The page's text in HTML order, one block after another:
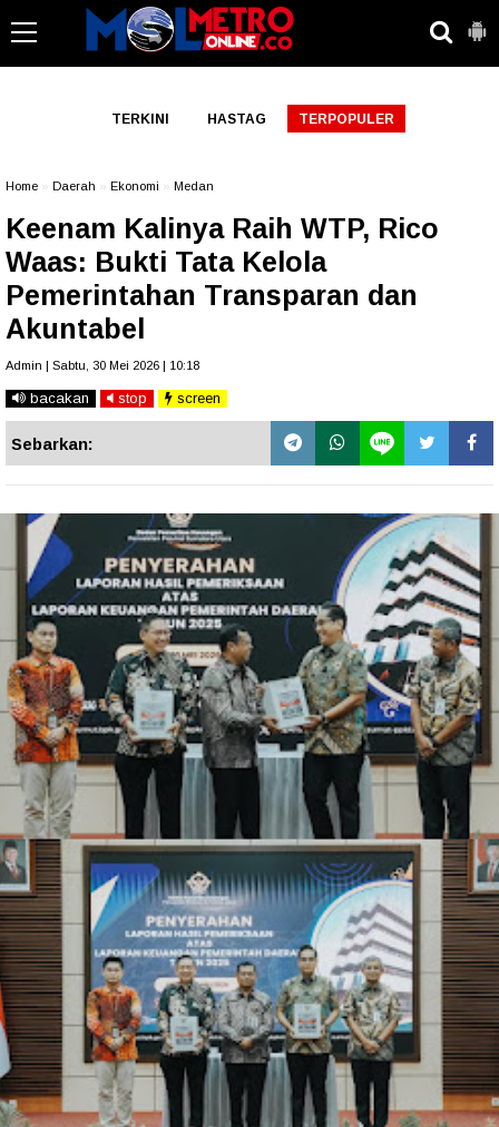
TERKINI HASTAG TERPOPULER
Home Daerah Ekonomi Medan
Keenam Kalinya Raih WTP, Rico
Waas: Bukti Tata Kelola
Pemerintahan Transparan dan
Akuntabel
Admin | Sabtu, 30 Mei 2026 | 10:18
bacakan stop screen
Sebarkan: